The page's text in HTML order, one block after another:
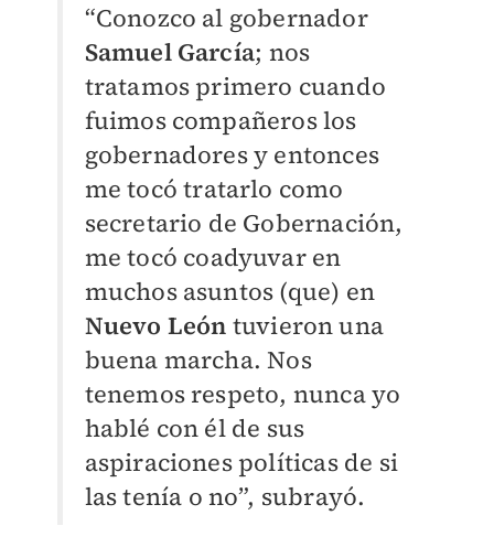
“Conozco al gobernador
Samuel García; nos
tratamos primero cuando
fuimos compañeros los
gobernadores y entonces
me tocó tratarlo como
secretario de Gobernación,
me tocó coadyuvar en
muchos asuntos (que) en
Nuevo León tuvieron una
buena marcha. Nos
tenemos respeto, nunca yo
hablé con él de sus
aspiraciones políticas de si
las tenía o no”, subrayó.